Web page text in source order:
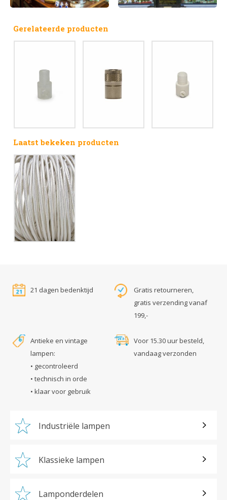
Gerelateerde producten
Laatst bekeken producten
21 dagen bedenktijd
Gratis retourneren,
gratis verzending vanaf
199,-
Antieke en vintage
lampen:
• gecontroleerd
• technisch in orde
• klaar voor gebruik
Voor 15.30 uur besteld,
vandaag verzonden
Industriële lampen
Klassieke lampen
Lamponderdelen